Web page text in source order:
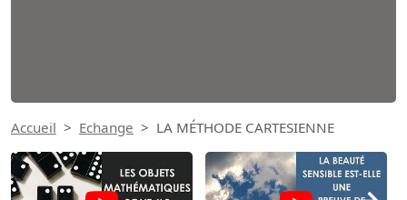
Accueil Echange LA MÉTHODE CARTESIENNE